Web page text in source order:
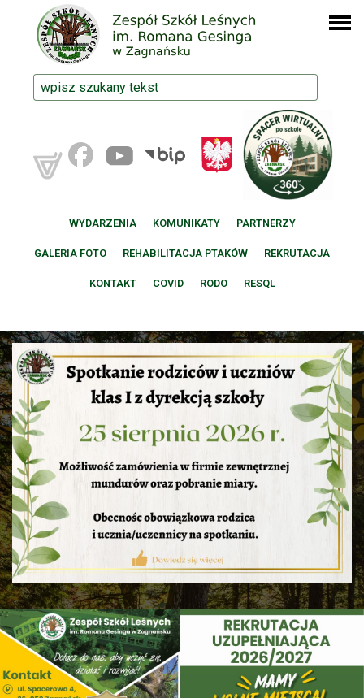
WYDARZENIA KOMUNIKATY PARTNERZY
GALERIA FOTO REHABILITACJA PTAKÓW REKRUTACJA
KONTAKT COVID RODO RESQL